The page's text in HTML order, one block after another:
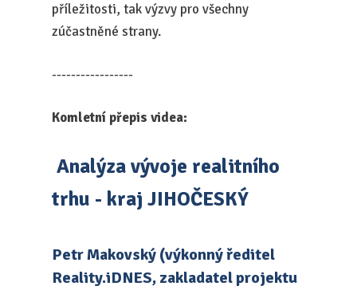
příležitosti, tak výzvy pro všechny
zúčastněné strany.
-----------------
Komletní přepis videa:
Analýza vývoje realitního
trhu - kraj JIHOČESKÝ
Petr Makovský (výkonný ředitel
Reality.iDNES, zakladatel projektu